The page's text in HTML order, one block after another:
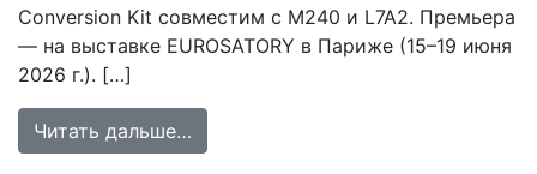
Conversion Kit совместим с M240 и L7A2. Премьера
— на выставке EUROSATORY в Париже (15–19 июня
2026 г.). […]
Читать дальше…